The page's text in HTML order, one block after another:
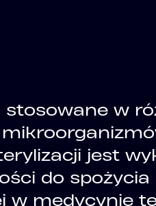
stosowane w
jest
do
w medycynie